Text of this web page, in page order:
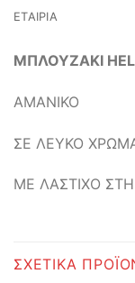
ΕΤΑΙΡΊΑ
ΜΠΛΟΥΖΑΚΙ
ΑΜΑΝΙΚΟ
ΣΕ ΛΕΥΚΟ
ΜΕ ΛΑΣΤΙΧΟ
ΣΧΕΤΙΚΆ